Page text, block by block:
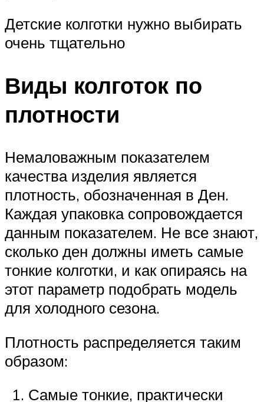
Детские колготки нужно выбирать
очень тщательно
Виды колготок по
плотности
Немаловажным показателем
качества изделия является
плотность, обозначенная в Ден.
Каждая упаковка сопровождается
данным показателем. Не все знают,
сколько ден должны иметь самые
тонкие колготки, и как опираясь на
этот параметр подобрать модель
для холодного сезона.
Плотность распределяется таким
образом:
Самые тонкие, практически